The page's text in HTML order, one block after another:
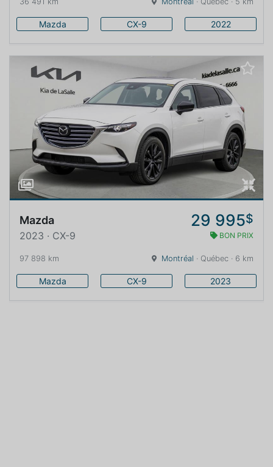
Mazda CX-9 2022
Mazda 29 995$
2023 · CX-9 BON PRIX
97 898 km Montréal · Québec · 6 km
Mazda CX-9 2023